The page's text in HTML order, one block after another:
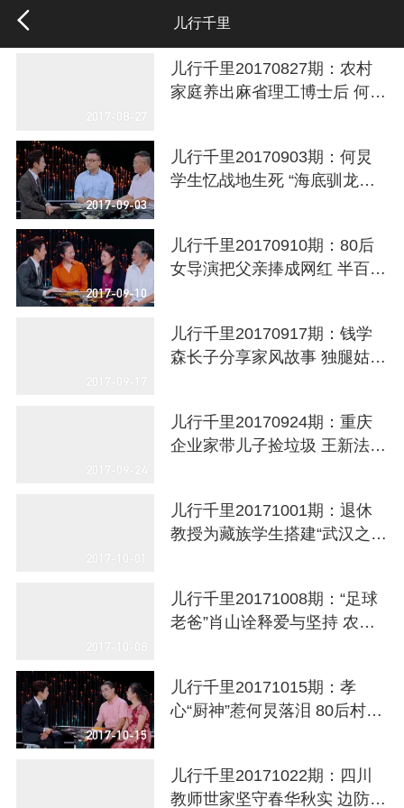
儿行千里
2017-08-27
儿行千里20170827期：农村
家庭养出麻省理工博士后 何炅
2017-09-03
儿行千里20170903期：何炅
学生忆战地生死 “海底驯龙
2017-09-10
儿行千里20170910期：80后
女导演把父亲捧成网红 半百老
2017-09-17
儿行千里20170917期：钱学
森长子分享家风故事 独腿姑娘
2017-09-24
儿行千里20170924期：重庆
企业家带儿子捡垃圾 王新法女
2017-10-01
儿行千里20171001期：退休
教授为藏族学生搭建“武汉之
2017-10-08
儿行千里20171008期：“足球
老爸”肖山诠释爱与坚持 农村
2017-10-15
儿行千里20171015期：孝
心“厨神”惹何炅落泪 80后村医
儿行千里20171022期：四川
教师世家坚守春华秋实 边防警